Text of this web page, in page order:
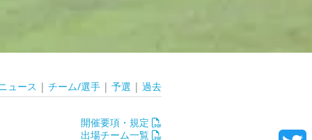
ュース | チーム/選手 | 予選 | 過去
開催要項・規定
出場チーム一覧